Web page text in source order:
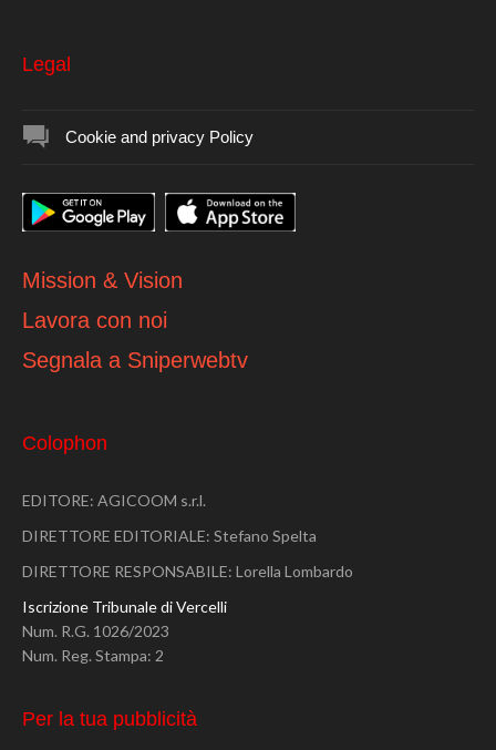
Legal
Cookie and privacy Policy
Mission & Vision
Lavora con noi
Segnala a Sniperwebtv
Colophon
EDITORE: AGICOOM s.r.l.
DIRETTORE EDITORIALE: Stefano Spelta
DIRETTORE RESPONSABILE: Lorella Lombardo
Iscrizione Tribunale di Vercelli
Num. R.G. 1026/2023
Num. Reg. Stampa: 2
Per la tua pubblicità